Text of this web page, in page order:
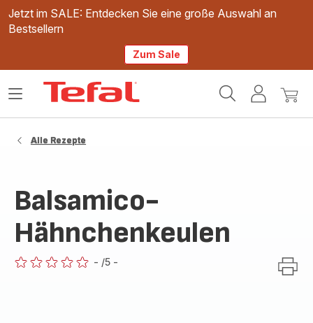
Jetzt im SALE: Entdecken Sie eine große Auswahl an
Bestsellern
Zum Sale
Mein
Mein
Das
Alle Rezepte
Balsamico-
Hähnchenkeulen
- /5 -